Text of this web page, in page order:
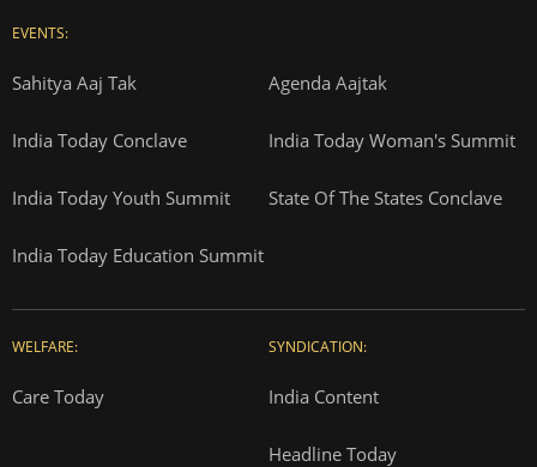
EVENTS:
Sahitya Aaj Tak Agenda Aajtak
India Today Conclave India Today Woman's Summit
India Today Youth Summit State Of The States Conclave
India Today Education Summit
WELFARE:
Care Today
SYNDICATION:
India Content
Headline Today